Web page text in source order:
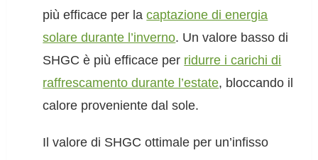
più efficace per lacaptazione di energia
solare durante l’inverno. Un valore basso di
SHGC è più efficace per ridurre i carichi di
raffrescamento durante l’estate, bloccando il
calore proveniente dal sole.
Il valore di SHGC ottimale per un’infisso